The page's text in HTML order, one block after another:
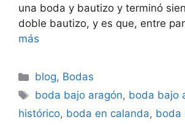
una boda y bautizo y terminó
doble bautizo, y es que, entre
más
Categorías
blog, Bodas
Etiquetas
boda bajo aragón, boda bajo
histórico, boda en calanda, boda